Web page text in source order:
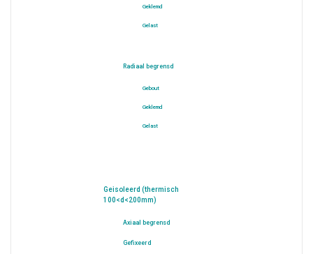
Geklemd
Gelast
Radiaal begrensd
Gebout
Geklemd
Gelast
Geisoleerd (thermisch
100<d<200mm)
Axiaal begrensd
Gefixeerd